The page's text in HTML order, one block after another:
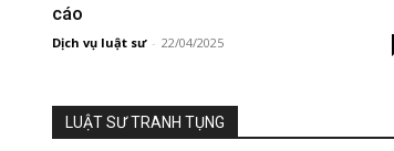
cáo
Dịch vụ luật sư - 22/04/2025
LUẬT SƯ TRANH TỤNG